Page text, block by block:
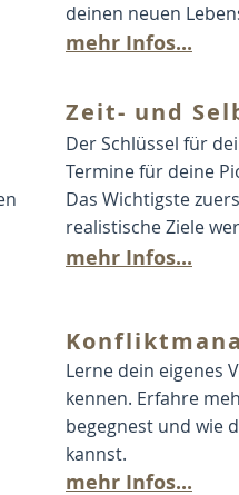
deinen neuen
mehr Infos...
Zeit- und
Der Schlüssel für
Termine für deine
Das Wichtigste
realistische Ziele
mehr Infos...
Lerne dein eigenes
kennen. Erfahre
begegnest und wie
kannst.
mehr Infos...